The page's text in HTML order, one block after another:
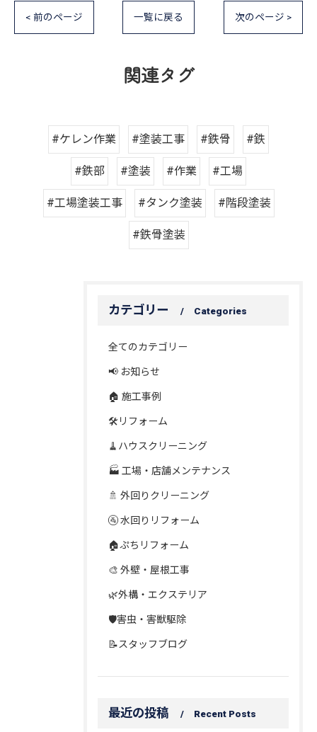
< 前のページ 一覧に戻る 次のページ >
関連タグ
#ケレン作業 #塗装工事 #鉄骨 #鉄
#鉄部 #塗装 #作業 #工場
#工場塗装工事 #タンク塗装 #階段塗装
#鉄骨塗装
カテゴリー Categories
全てのカテゴリー
📢 お知らせ
🏠 施工事例
🛠️リフォーム
🧹ハウスクリーニング
🏭 工場・店舗メンテナンス
🚿 外回りクリーニング
🚰 水回りリフォーム
🏠ぷちリフォーム
🎨 外壁・屋根工事
🌿外構・エクステリア
🛡️害虫・害獣駆除
📝スタッフブログ
最近の投稿 Recent Posts